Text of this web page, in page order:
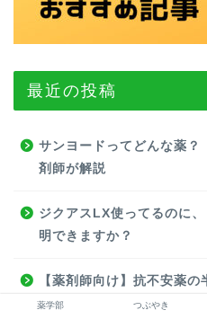
最近の投稿
サンヨードってどんな薬？
剤師が解説
ジクアスLX使ってるのに
明できますか？
【薬剤師向け】抗不安薬
指導のポイント
薬学部 つぶやき